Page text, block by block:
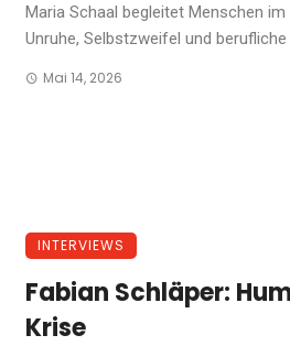
Maria Schaal begleitet Menschen
Unruhe, Selbstzweifel und
Mai 14, 2026
INTERVIEWS
Fabian Schläper:
Krise